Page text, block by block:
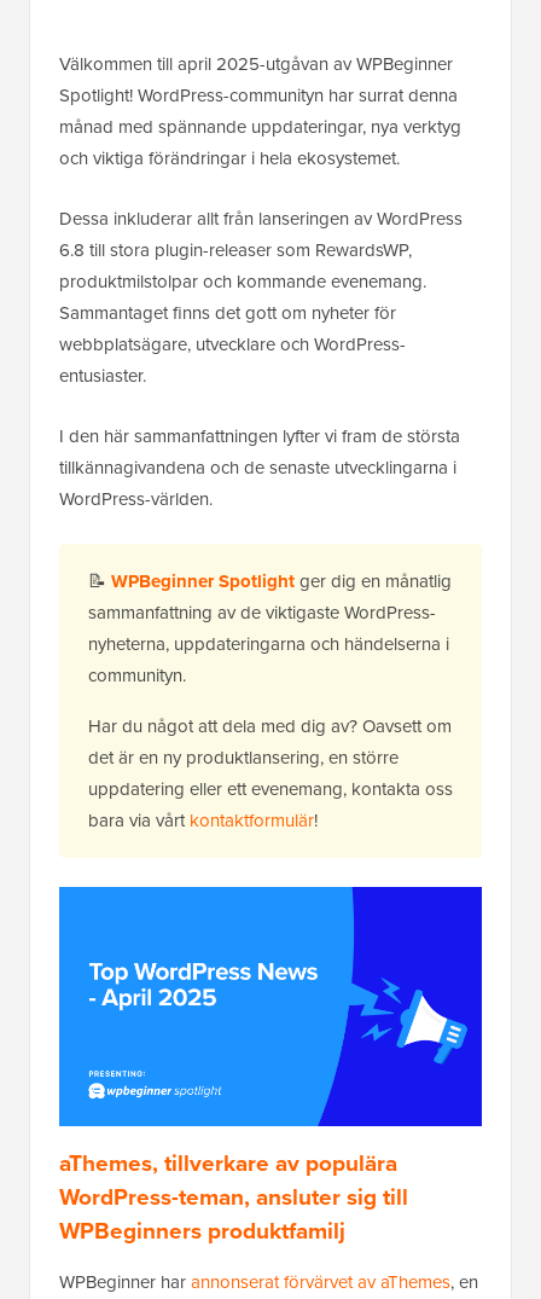
Välkommen till april 2025-utgåvan av WPBeginner
Spotlight! WordPress-communityn har surrat denna
månad med spännande uppdateringar, nya verktyg
och viktiga förändringar i hela ekosystemet.
Dessa inkluderar allt från lanseringen av WordPress
6.8 till stora plugin-releaser som RewardsWP,
produktmilstolpar och kommande evenemang.
Sammantaget finns det gott om nyheter för
webbplatsägare, utvecklare och WordPress-
entusiaster.
I den här sammanfattningen lyfter vi fram de största
tillkännagivandena och de senaste utvecklingarna i
WordPress-världen.
📝 WPBeginner Spotlightger dig en månatlig
sammanfattning av de viktigaste WordPress-
nyheterna, uppdateringarna och händelserna i
communityn.
Har du något att dela med dig av? Oavsett om
det är en ny produktlansering, en större
uppdatering eller ett evenemang, kontakta oss
bara via vårtkontaktformulär!
aThemes, tillverkare av populära
WordPress-teman, ansluter sig till
WPBeginners produktfamilj
WPBeginner harannonserat förvärvet av aThemes, en